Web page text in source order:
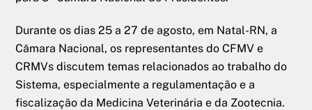
Durante os dias 25 a 27 de agosto, em Natal-RN, a
Câmara Nacional, os representantes do CFMV e
CRMVs discutem temas relacionados ao trabalho do
Sistema, especialmente a regulamentação e a
fiscalização da Medicina Veterinária e da Zootecnia.